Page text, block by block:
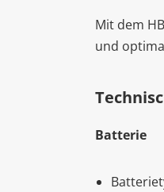
Mit dem
und
Batterie